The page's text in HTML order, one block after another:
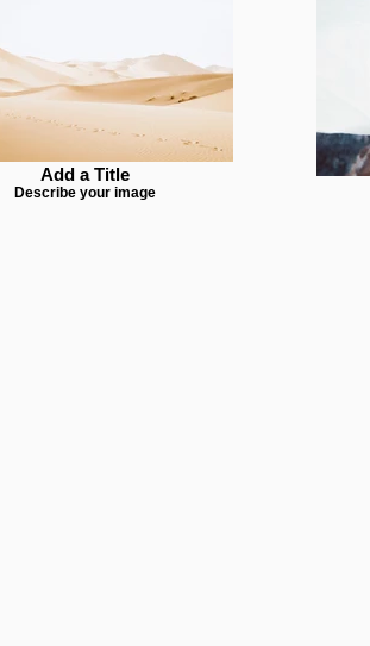
Add a Title
Describe your image